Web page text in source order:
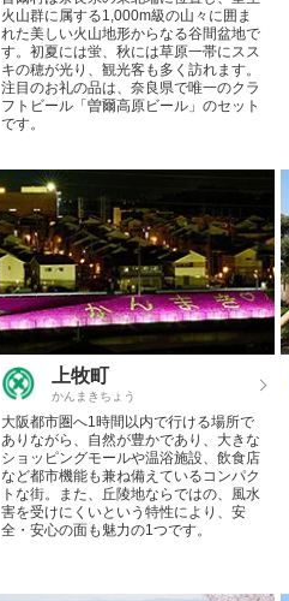
火山群に属する1,000m級の山々に囲ま
れた美しい火山地形からなる谷間盆地で
す。初夏には蛍、秋には草原一帯にスス
キの穂が光り、観光客も多く訪れます。
注目のお礼の品は、奈良県で唯一のクラ
フトビール「曽爾高原ビール」のセット
です。
上牧町
かんまきちょう
大阪都市圏へ1時間以内で行ける場所で
ありながら、自然が豊かであり、大きな
ショッピングモールや温浴施設、飲食店
など都市機能も兼ね備えているコンパク
トな街。また、丘陵地ならではの、風水
害を受けにくいという特性により、安
全・安心の面も魅力の1つです。